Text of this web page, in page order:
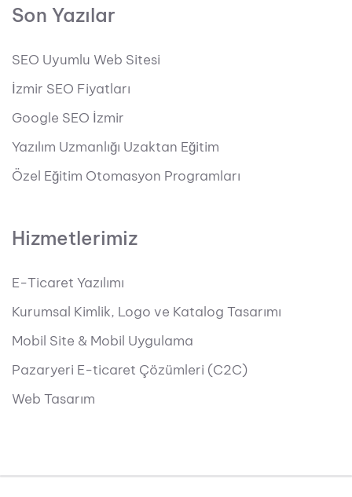
Son Yazılar
SEO Uyumlu Web Sitesi
İzmir SEO Fiyatları
Google SEO İzmir
Yazılım Uzmanlığı Uzaktan Eğitim
Özel Eğitim Otomasyon Programları
Hizmetlerimiz
E-Ticaret Yazılımı
Kurumsal Kimlik, Logo ve Katalog Tasarımı
Mobil Site & Mobil Uygulama
Pazaryeri E-ticaret Çözümleri (C2C)
Web Tasarım